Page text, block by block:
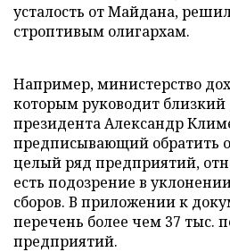
усталость от Майдана,
строптивым олигархам.
Например, министерство
которым руководит близкий
президента Александр
предписывающий обратить
целый ряд предприятий,
есть подозрение в
сборов. В приложении к
перечень более чем 37 тыс.
предприятий.